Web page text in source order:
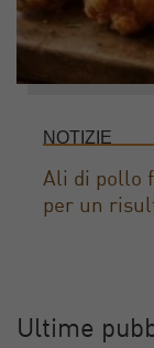
NOTIZIE
Ali di pollo
per un
Ultime